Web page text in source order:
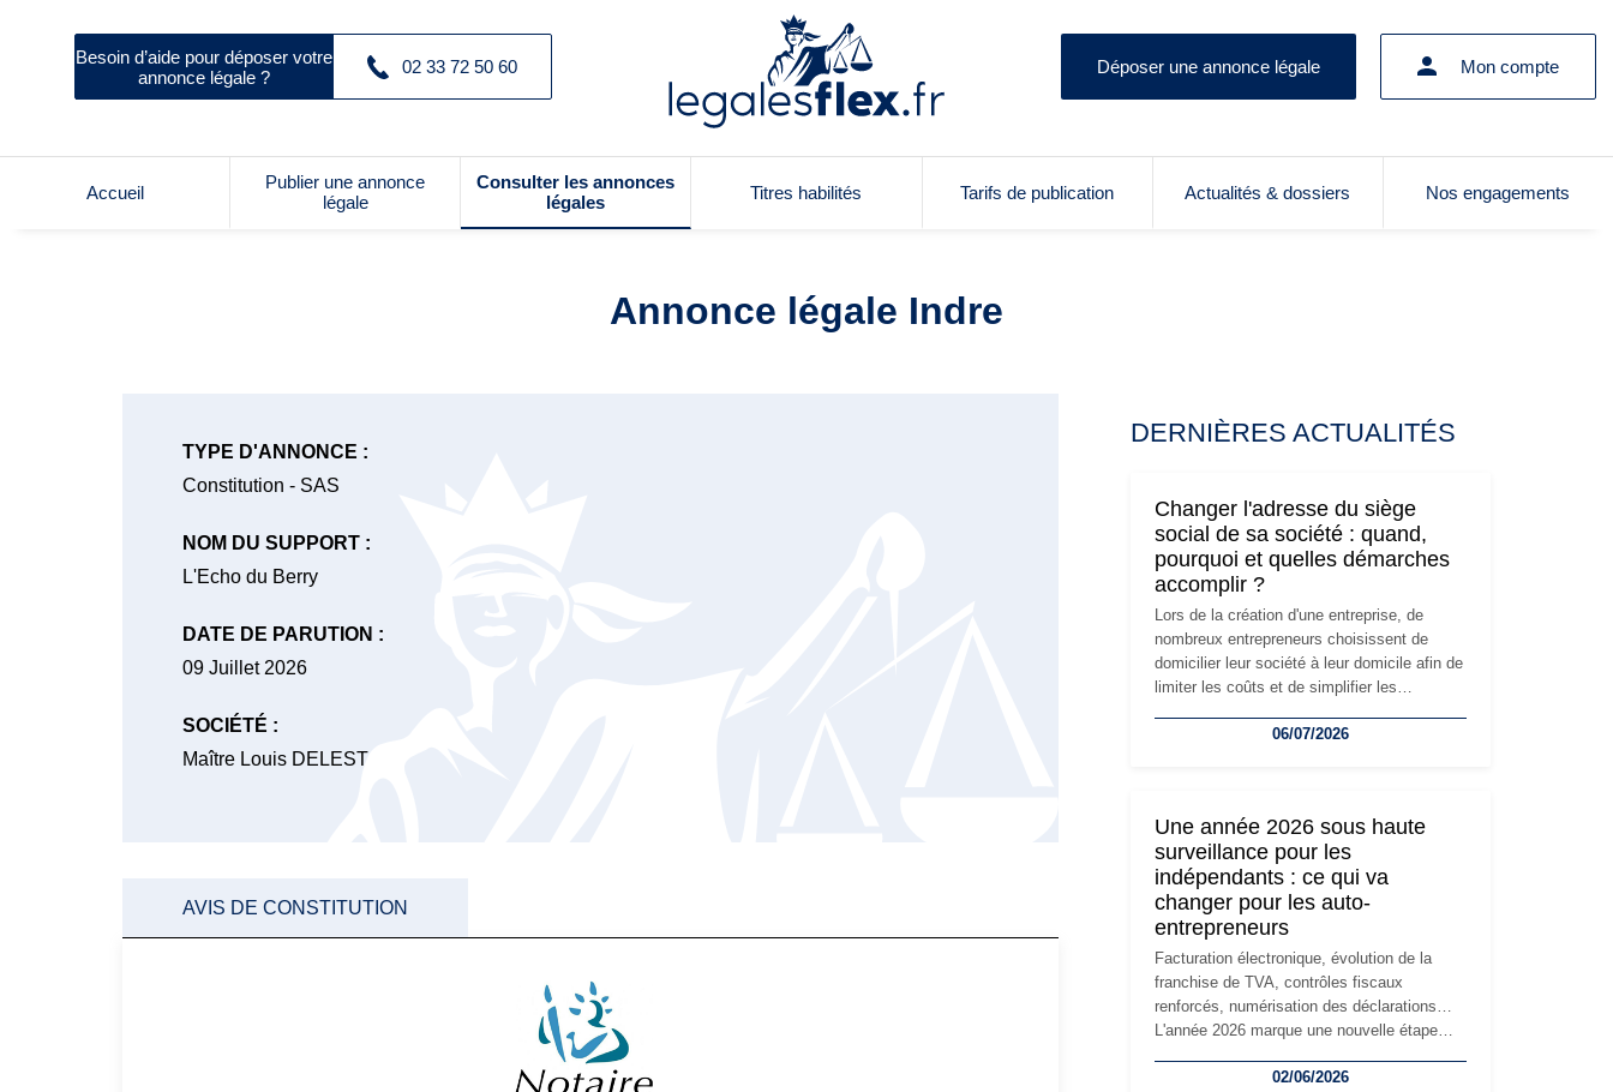
Besoin d’aide pour déposer votre
annonce légale ?
02 33 72 50 60 Déposer une annonce légale Mon compte
Accueil
Publier une annonce
légale
Consulter les annonces
légales
Titres habilités Tarifs de publication Actualités & dossiers Nos engagements
Annonce légale Indre
TYPE D'ANNONCE :
Constitution - SAS
NOM DU SUPPORT :
L'Echo du Berry
DATE DE PARUTION :
09 Juillet 2026
SOCIÉTÉ :
Maître Louis DELEST
AVIS DE CONSTITUTION
DERNIÈRES ACTUALITÉS
Changer l'adresse du siège
social de sa société : quand,
pourquoi et quelles démarches
accomplir ?
Lors de la création d'une entreprise, de
nombreux entrepreneurs choisissent de
domicilier leur société à leur domicile afin de
limiter les coûts et de simplifier les
l'activité, cette solution peut rapidement
siège social répond souvent à une nouvelle
étape de la vie de l'entreprise et implique
plusieurs formalités obligatoires.
06/07/2026
Une année 2026 sous haute
surveillance pour les
indépendants : ce qui va
changer pour les auto-
entrepreneurs
Facturation électronique, évolution de la
franchise de TVA, contrôles fiscaux
renforcés, numérisation des déclarations…
L'année 2026 marque une nouvelle étape
travailleurs indépendants. Si le régime de la
02/06/2026